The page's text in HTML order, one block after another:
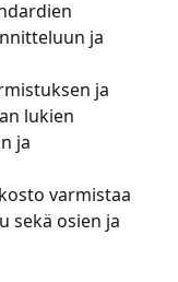
ja
ja
lukien
ja
varmistaa
sekä osien ja